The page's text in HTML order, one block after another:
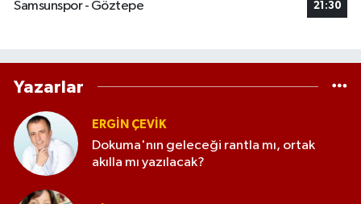
Samsunspor - Göztepe
21:30
Yazarlar
ERGIN ÇEVİK
Dokuma'nın geleceği rantla mı, ortak
akılla mı yazılacak?